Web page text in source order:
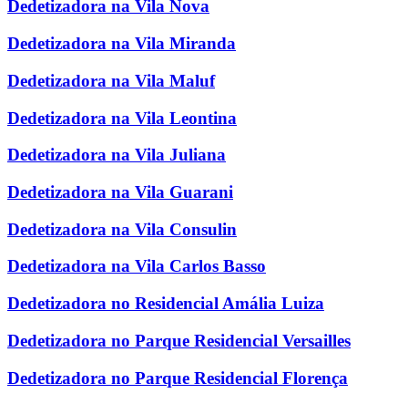
Dedetizadora na Vila Nova
Dedetizadora na Vila Miranda
Dedetizadora na Vila Maluf
Dedetizadora na Vila Leontina
Dedetizadora na Vila Juliana
Dedetizadora na Vila Guarani
Dedetizadora na Vila Consulin
Dedetizadora na Vila Carlos Basso
Dedetizadora no Residencial Amália Luiza
Dedetizadora no Parque Residencial Versailles
Dedetizadora no Parque Residencial Florença